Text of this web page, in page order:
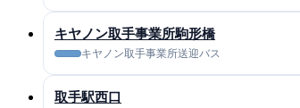
キヤノン取手事業所駒形橋
キヤノン取手事業所送迎バス
取手駅西口